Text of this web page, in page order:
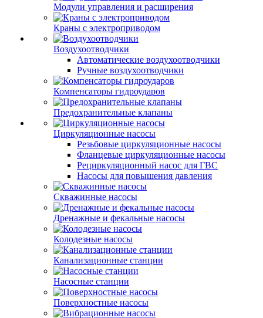
Модули управления и расширения
Краны с электроприводом
Воздухоотводчики
Автоматические воздухоотводчики
Ручные воздухоотводчики
Компенсаторы гидроударов
Предохранительные клапаны
Циркуляционные насосы
Резьбовые циркуляционные насосы
Фланцевые циркуляционные насосы
Рециркуляционный насос для ГВС
Насосы для повышения давления
Скважинные насосы
Дренажные и фекальные насосы
Колодезные насосы
Канализационные станции
Насосные станции
Поверхностные насосы